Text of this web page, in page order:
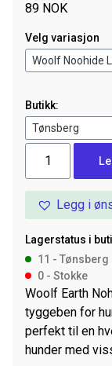
89 NOK
Velg variasjon
Butikk:
Noohide
Lam
Sticks
Stk
13Cm
antall
Legg i
Lagerstatus i
11 - Tønsberg
0 - Stokke
Woolf Earth
tyggeben for
perfekt til en
hunder med